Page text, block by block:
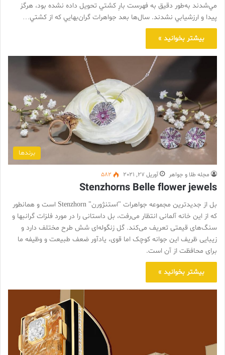
مي‌شدند به‌طور دقيق به فهرست بارِ کشتي تحويل داده نشده بود، هرگز
پيدا و ارزشيابي نشدند. سال‌ها بعد جواهرات گران‌بهايي که از کشتي…
بیشتر بخوانید »
برندها
مجله طلا و جواهر آوریل 27, 2021 582
Stenzhorns Belle flower jewels
بل از جدیدترین مجموعه جواهرات "استنژورن" Stenzhorn است و همانطور
که از این خانه آلمانی انتظار می‌رفت، بل داستانی را در مورد فلزات گرانبها و
سنگ‌های قیمتی تعریف می‌کند. گل زنگوله‌ای شش طرح مختلف دارد و
زیبایی ظریف این جوانه کوچک اما قوی، یادآور ضعف طبیعت و وظیفه ما
برای محافظت از آن است.
بیشتر بخوانید »